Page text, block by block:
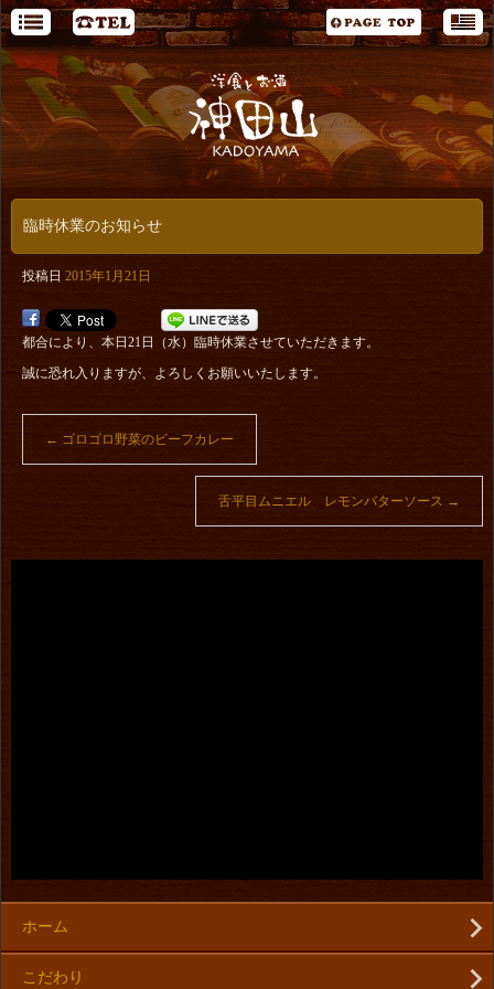
臨時休業のお知らせ
投稿日 2015年1月21日
都合により、本日21日（水）臨時休業させていただきます。
誠に恐れ入りますが、よろしくお願いいたします。
← ゴロゴロ野菜のビーフカレー
舌平目ムニエル レモンバターソース →
ホーム
こだわり